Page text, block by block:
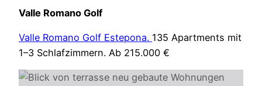
Valle Romano Golf
Valle Romano Golf Estepona. 135 Apartments mit
1–3 Schlafzimmern. Ab 215.000 €